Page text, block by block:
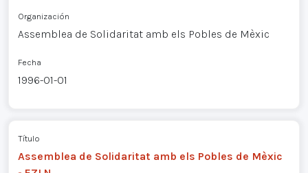
Organización
Assemblea de Solidaritat amb els Pobles de Mèxic
Fecha
1996-01-01
Título
Assemblea de Solidaritat amb els Pobles de Mèxic